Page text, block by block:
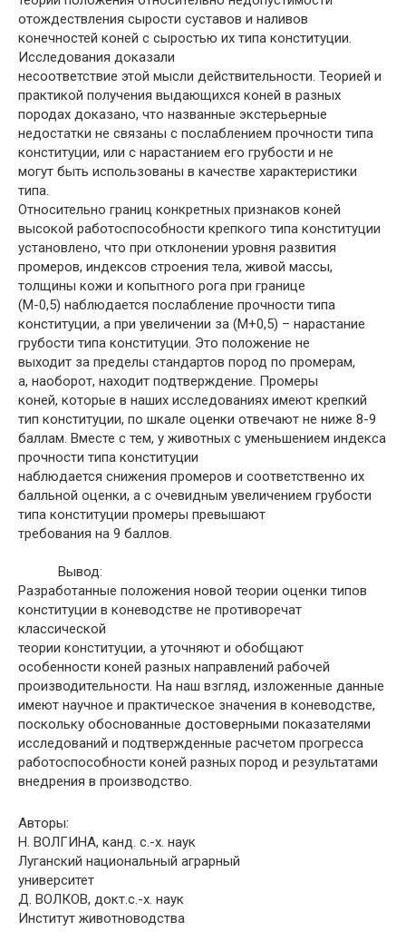
отождествления сырости суставов и наливов
конечностей коней с сыростью их типа конституции.
Исследования доказали
несоответствие этой мысли действительности. Теорией и
практикой получения выдающихся коней в разных
породах доказано, что названные экстерьерные
недостатки не связаны с послаблением прочности типа
конституции, или с нарастанием его грубости и не
могут быть использованы в качестве характеристики
типа.
Относительно границ конкретных признаков коней
высокой работоспособности крепкого типа конституции
установлено, что при отклонении уровня развития
промеров, индексов строения тела, живой массы,
толщины кожи и копытного рога при границе
(М-0,5) наблюдается послабление прочности типа
конституции, а при увеличении за (М+0,5) – нарастание
грубости типа конституции. Это положение не
выходит за пределы стандартов пород по промерам,
а, наоборот, находит подтверждение. Промеры
коней, которые в наших исследованиях имеют крепкий
тип конституции, по шкале оценки отвечают не ниже 8-9
баллам. Вместе с тем, у животных с уменьшением индекса
прочности типа конституции
наблюдается снижения промеров и соответственно их
балльной оценки, а с очевидным увеличением грубости
типа конституции промеры превышают
требования на 9 баллов.
Вывод:
Разработанные положения новой теории оценки типов
конституции в коневодстве не противоречат
классической
теории конституции, а уточняют и обобщают
особенности коней разных направлений рабочей
производительности. На наш взгляд, изложенные данные
имеют научное и практическое значения в коневодстве,
поскольку обоснованные достоверными показателями
исследований и подтвержденные расчетом прогресса
работоспособности коней разных пород и результатами
внедрения в производство.
Авторы:
Н. ВОЛГИНА, канд. с.-х. наук
Луганский национальный аграрный
университет
Д. ВОЛКОВ, докт.с.-х. наук
Институт животноводства